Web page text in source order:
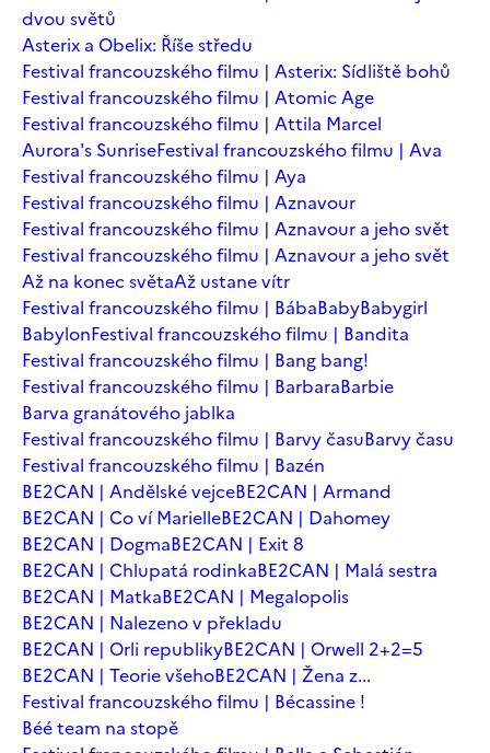
dvou světů
Asterix a Obelix: Říše středu
Festival francouzského filmu | Asterix: Sídliště bohů
Festival francouzského filmu | Atomic Age
Festival francouzského filmu | Attila Marcel
Aurora's SunriseFestival francouzského filmu | Ava
Festival francouzského filmu | Aya
Festival francouzského filmu | Aznavour
Festival francouzského filmu | Aznavour a jeho svět
Festival francouzského filmu | Aznavour a jeho svět
Až na konec světaAž ustane vítr
Festival francouzského filmu | BábaBabyBabygirl
BabylonFestival francouzského filmu | Bandita
Festival francouzského filmu | Bang bang!
Festival francouzského filmu | BarbaraBarbie
Barva granátového jablka
Festival francouzského filmu | Barvy časuBarvy času
Festival francouzského filmu | Bazén
BE2CAN | Andělské vejceBE2CAN | Armand
BE2CAN | Co ví MarielleBE2CAN | Dahomey
BE2CAN | DogmaBE2CAN | Exit 8
BE2CAN | Chlupatá rodinkaBE2CAN | Malá sestra
BE2CAN | MatkaBE2CAN | Megalopolis
BE2CAN | Nalezeno v překladu
BE2CAN | Orli republikyBE2CAN | Orwell 2+2=5
BE2CAN | Teorie všehoBE2CAN | Žena z...
Festival francouzského filmu | Bécassine !
Béé team na stopě